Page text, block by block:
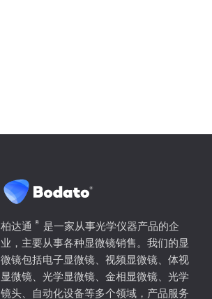
柏达通 ®
是一家从事光学仪器产品的企
业，主要从事各种显微镜销售。我们的显
微镜包括电子显微镜、视频显微镜、体视
显微镜、光学显微镜、金相显微镜、光学
镜头、自动化设备等多个领域，产品服务